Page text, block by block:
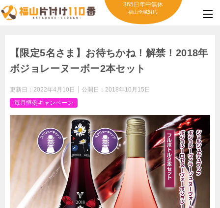
365日年中無休
福山全域対応
【限定5名さま】お待ちかね！解禁！2018年
ボジョレーヌーボー2本セット
更新日： 2022年4月10日 公開日： 2018年10月15日
毎月恒例キャンペーン